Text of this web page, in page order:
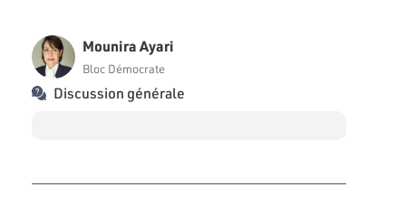
Mounira Ayari
Bloc Démocrate
Discussion générale